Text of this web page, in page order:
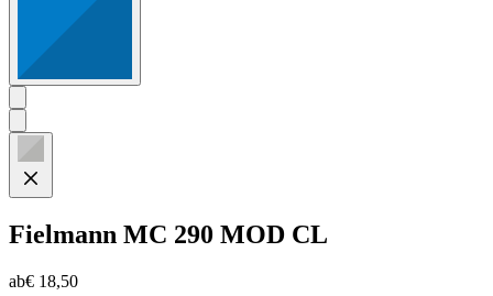
Fielmann MC 290 MOD CL
ab€ 18,50